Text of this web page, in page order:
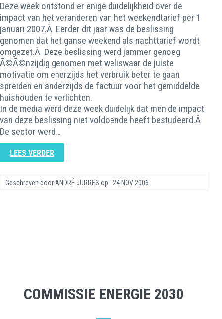
Deze week ontstond er enige duidelijkheid over de
impact van het veranderen van het weekendtarief per 1
januari 2007.Â Eerder dit jaar was de beslissing
genomen dat het ganse weekend als nachttarief wordt
omgezet.Â Deze beslissing werd jammer genoeg
Ã©Ã©nzijdig genomen met weliswaar de juiste
motivatie om enerzijds het verbruik beter te gaan
spreiden en anderzijds de factuur voor het gemiddelde
huishouden te verlichten.
In de media werd deze week duidelijk dat men de impact
van deze beslissing niet voldoende heeft bestudeerd.Â
De sector werd…
LEES VERDER
Geschreven door ANDRÉ JURRES op 24 NOV 2006
COMMISSIE ENERGIE 2030